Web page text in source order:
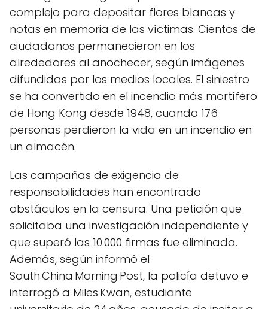
complejo para depositar flores blancas y
notas en memoria de las víctimas. Cientos de
ciudadanos permanecieron en los
alrededores al anochecer, según imágenes
difundidas por los medios locales. El siniestro
se ha convertido en el incendio más mortífero
de Hong Kong desde 1948, cuando 176
personas perdieron la vida en un incendio en
un almacén.
Las campañas de exigencia de
responsabilidades han encontrado
obstáculos en la censura. Una petición que
solicitaba una investigación independiente y
que superó las 10 000 firmas fue eliminada.
Además, según informó el
South China Morning Post, la policía detuvo e
interrogó a Miles Kwan, estudiante